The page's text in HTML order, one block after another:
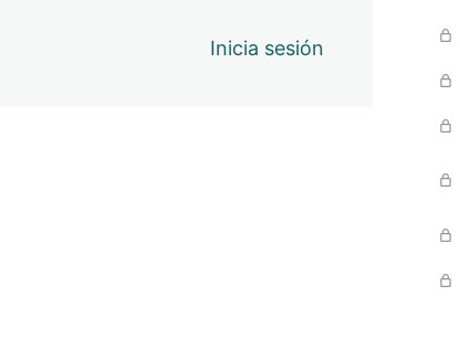
Inicia sesión